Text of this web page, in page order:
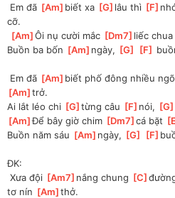
Em đã [Am ]biết xa [G ]lâu thì [F ]
cỡ.
[Am ]
Ôi nụ cười mắc [Dm7 ]liếc chua
Buồn ba bốn [Am ]ngày, [G [F
Em đã [Am ]biết phố đông nhiều
Am ]trở.
Ai lắt léo chi [G ]từng câu [F ]nói, [G
[Am ]
Để bây giờ chim [Dm7 ]
cá bặt [
Buồn năm sáu [Am ]ngày, [G [F ]
ĐK:
Xưa đội [Am7 ]nắng chung [C ]
tơ nín [Am ]thở.